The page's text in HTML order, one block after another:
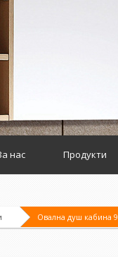
нас Продукти
Овална душ кабина